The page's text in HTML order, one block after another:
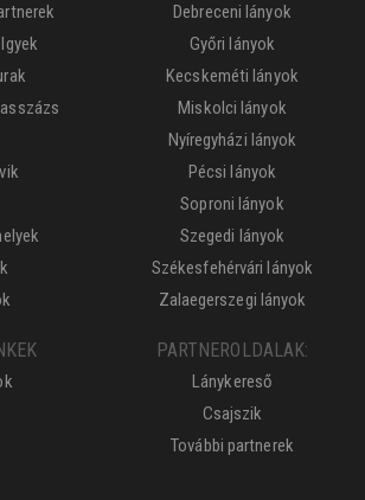
Debreceni lányok
Győri lányok
Kecskeméti lányok
Miskolci lányok
Nyíregyházi lányok
Pécsi lányok
Soproni lányok
Szegedi lányok
Székesfehérvári lányok
Zalaegerszegi lányok
PARTNEROLDALAK:
Lánykereső
Csajszik
További partnerek